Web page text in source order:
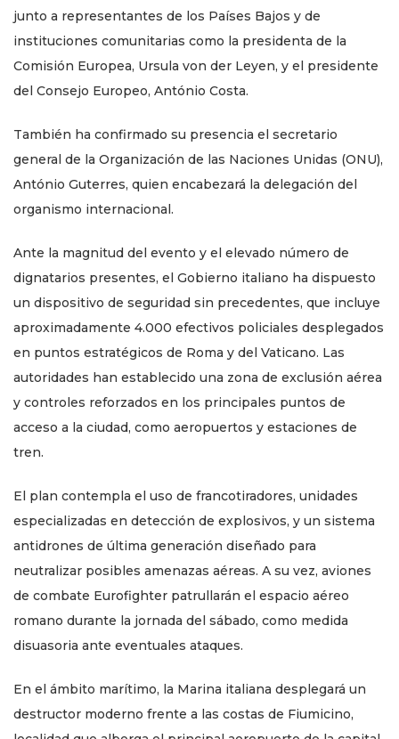
junto a representantes de los Países Bajos y de
instituciones comunitarias como la presidenta de la
Comisión Europea, Ursula von der Leyen, y el presidente
del Consejo Europeo, António Costa.
También ha confirmado su presencia el secretario
general de la Organización de las Naciones Unidas (ONU),
António Guterres, quien encabezará la delegación del
organismo internacional.
Ante la magnitud del evento y el elevado número de
dignatarios presentes, el Gobierno italiano ha dispuesto
un dispositivo de seguridad sin precedentes, que incluye
aproximadamente 4.000 efectivos policiales desplegados
en puntos estratégicos de Roma y del Vaticano. Las
autoridades han establecido una zona de exclusión aérea
y controles reforzados en los principales puntos de
acceso a la ciudad, como aeropuertos y estaciones de
tren.
El plan contempla el uso de francotiradores, unidades
especializadas en detección de explosivos, y un sistema
antidrones de última generación diseñado para
neutralizar posibles amenazas aéreas. A su vez, aviones
de combate Eurofighter patrullarán el espacio aéreo
romano durante la jornada del sábado, como medida
disuasoria ante eventuales ataques.
En el ámbito marítimo, la Marina italiana desplegará un
destructor moderno frente a las costas de Fiumicino,